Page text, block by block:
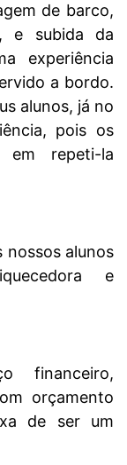
de barco,
e subida da
experiência
a bordo.
alunos, já no
pois os
em repeti-la
nossos alunos
e
financeiro,
orçamento
de ser um